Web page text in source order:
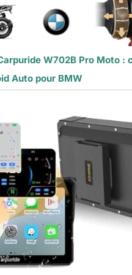
W702B Pro Moto :
Auto pour BMW